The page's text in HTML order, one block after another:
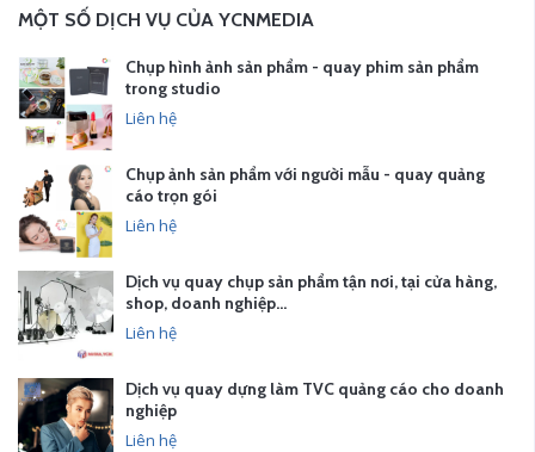
MỘT SỐ DỊCH VỤ CỦA YCNMEDIA
Chụp hình ảnh sản phẩm - quay phim sản phẩm
trong studio
Liên hệ
Chụp ảnh sản phẩm với người mẫu - quay quảng
cáo trọn gói
Liên hệ
Dịch vụ quay chụp sản phẩm tận nơi, tại cửa hàng,
shop, doanh nghiệp…
Liên hệ
Dịch vụ quay dựng làm TVC quảng cáo cho doanh
nghiệp
Liên hệ